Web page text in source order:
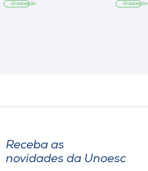
Graduação Graduação
Receba as
novidades da Unoesc